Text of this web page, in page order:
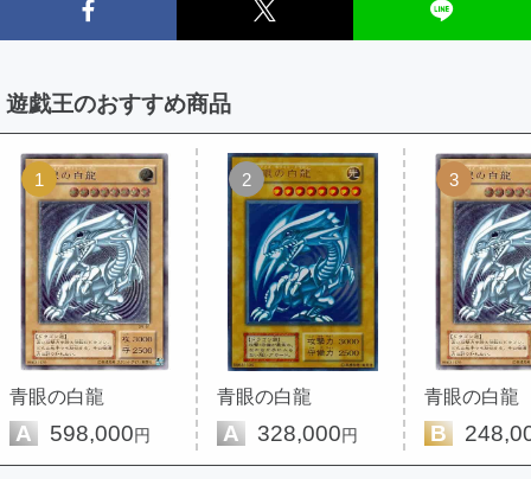
遊戯王のおすすめ商品
1
青眼の白龍
A 598,000円
2
青眼の白龍
A 328,000円
3
青眼の白龍
B